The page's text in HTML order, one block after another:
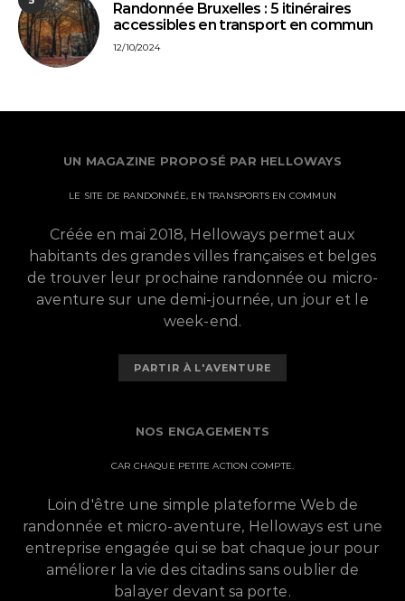
Randonnée Bruxelles : 5 itinéraires
accessibles en transport en commun
12/10/2024
UN MAGAZINE PROPOSÉ PAR HELLOWAYS
LE SITE DE RANDONNÉE, EN TRANSPORTS EN COMMUN
Créée en mai 2018, Helloways permet aux
habitants des grandes villes françaises et belges
de trouver leur prochaine randonnée ou micro-
aventure sur une demi-journée, un jour et le
week-end.
PARTIR À L'AVENTURE
NOS ENGAGEMENTS
CAR CHAQUE PETITE ACTION COMPTE.
Loin d'être une simple plateforme Web de
randonnée et micro-aventure, Helloways est une
entreprise engagée qui se bat chaque jour pour
améliorer la vie des citadins sans oublier de
balayer devant sa porte.